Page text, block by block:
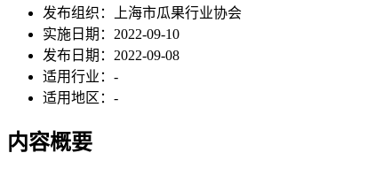
发布组织：
上海市瓜果行业协会
实施日期： 2022-09-10
发布日期： 2022-09-08
适用行业： -
适用地区： -
内容概要